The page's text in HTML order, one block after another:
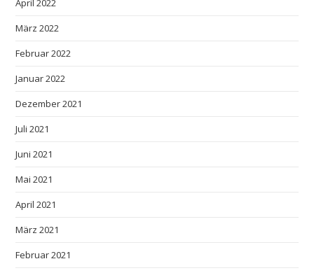
April 2022
März 2022
Februar 2022
Januar 2022
Dezember 2021
Juli 2021
Juni 2021
Mai 2021
April 2021
März 2021
Februar 2021